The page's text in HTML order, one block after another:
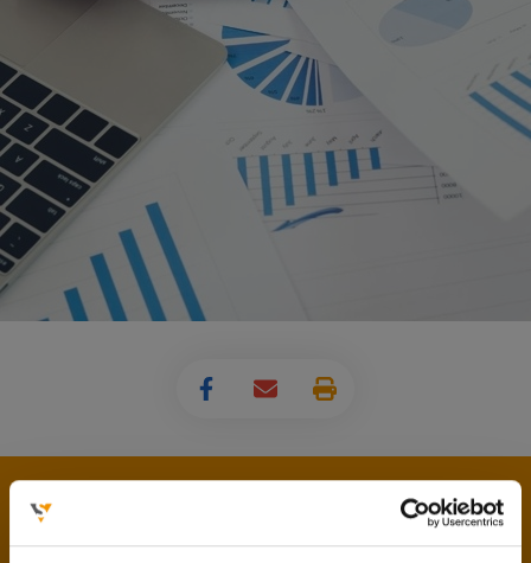
Csak az Iskolaszövetkezetbe belépett diákok
vállalhatnak nálunk munkát.
A belépés - előzetes időpont egyeztetést